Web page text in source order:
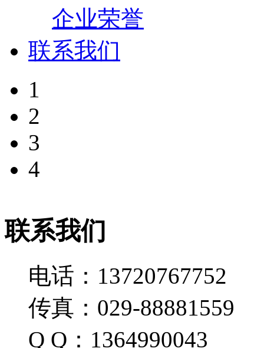
企业荣誉
联系我们
1
2
3
4
联系我们
电话：13720767752
传真：029-88881559
Q Q：1364990043